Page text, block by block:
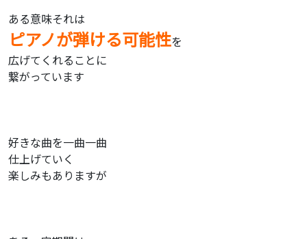
ある意味それは
ピアノが弾ける可能性を
広げてくれることに
繋がっています
好きな曲を一曲一曲
仕上げていく
楽しみもありますが